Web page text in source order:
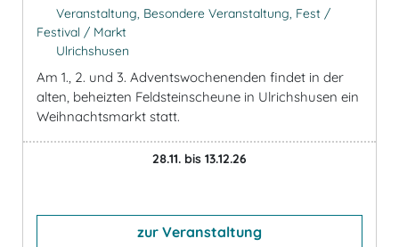
Veranstaltung, Besondere Veranstaltung, Fest /
Festival / Markt
Ulrichshusen
Am 1., 2. und 3. Adventswochenenden findet in der
alten, beheizten Feldsteinscheune in Ulrichshusen ein
Weihnachtsmarkt statt.
28.11. bis 13.12.26
zur Veranstaltung